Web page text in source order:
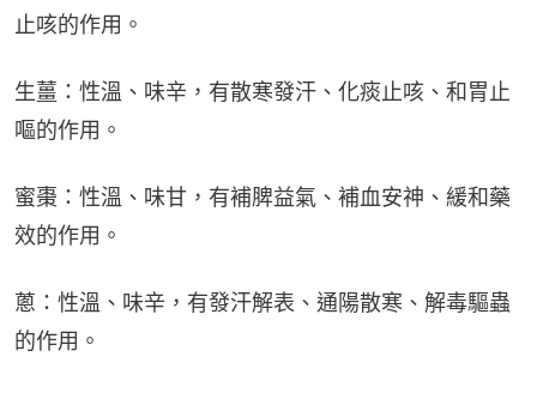
止咳的作用。
生薑：性溫、味辛，有散寒發汗、化痰止咳、和胃止
嘔的作用。
蜜棗：性溫、味甘，有補脾益氣、補血安神、緩和藥
效的作用。
蔥：性溫、味辛，有發汗解表、通陽散寒、解毒驅蟲
的作用。